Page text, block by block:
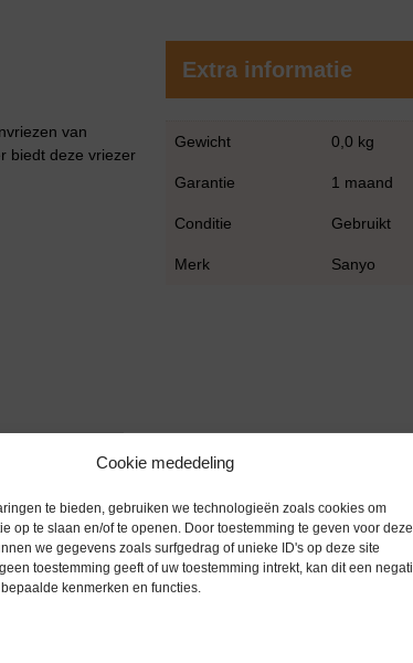
Cookie mededeling
te bieden, gebruiken we technologieën zoals cookies om
op te slaan en/of te openen. Door toestemming te geven voor deze
we gegevens zoals surfgedrag of unieke ID's op deze site
toestemming geeft of uw toestemming intrekt, kan dit een
kenmerken en functies.
van
biedt deze vriezer
Extra informatie
Gewicht 0,0 kg
Garantie 1 maand
Conditie Gebruikt
Merk Sanyo